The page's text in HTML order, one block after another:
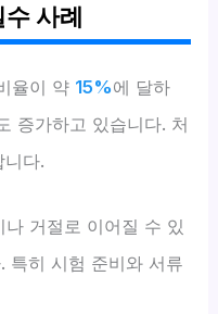
사례
율이 약 15%에 달하
증가하고 있습니다. 처
니다.
거절로 이어질 수 있
특히 시험 준비와 서류